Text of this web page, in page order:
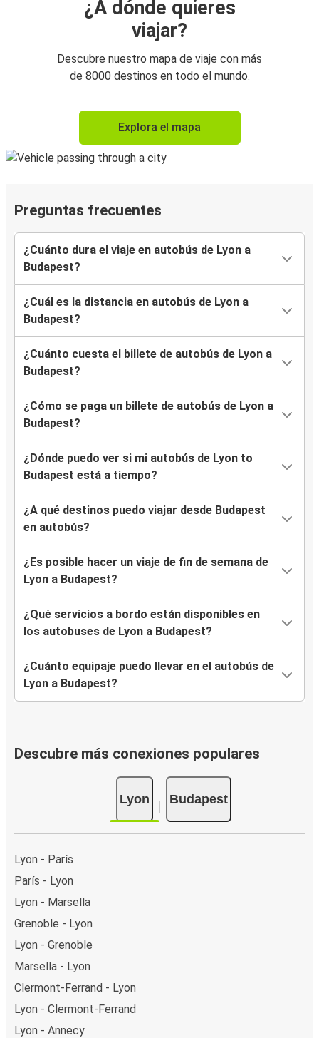
¿A dónde quieres
viajar?
Descubre nuestro mapa de viaje con más
de 8000 destinos en todo el mundo.
Explora el mapa
Preguntas frecuentes
¿Cuánto dura el viaje en autobús de Lyon a
Budapest?
¿Cuál es la distancia en autobús de Lyon a
Budapest?
¿Cuánto cuesta el billete de autobús de Lyon a
Budapest?
¿Cómo se paga un billete de autobús de Lyon a
Budapest?
¿Dónde puedo ver si mi autobús de Lyon to
Budapest está a tiempo?
¿A qué destinos puedo viajar desde Budapest
en autobús?
¿Es posible hacer un viaje de fin de semana de
Lyon a Budapest?
¿Qué servicios a bordo están disponibles en
los autobuses de Lyon a Budapest?
¿Cuánto equipaje puedo llevar en el autobús de
Lyon a Budapest?
Descubre más conexiones populares
Lyon Budapest
Lyon - París
París - Lyon
Lyon - Marsella
Grenoble - Lyon
Lyon - Grenoble
Marsella - Lyon
Clermont-Ferrand - Lyon
Lyon - Clermont-Ferrand
Lyon - Annecy